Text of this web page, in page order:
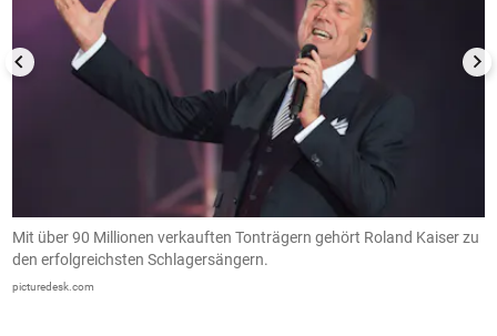
Mit über 90 Millionen verkauften Tonträgern gehört Roland Kaiser zu
den erfolgreichsten Schlagersängern.
picturedesk.com